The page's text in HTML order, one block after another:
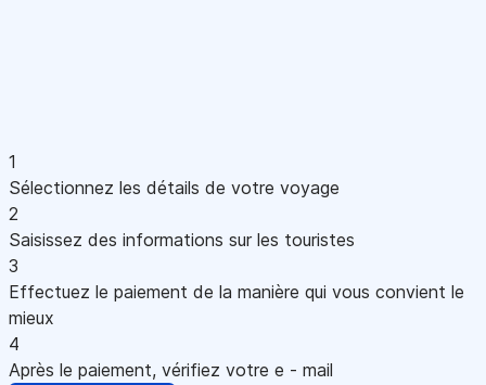
1
Sélectionnez les détails de votre voyage
2
Saisissez des informations sur les touristes
3
Effectuez le paiement de la manière qui vous convient le
mieux
4
Après le paiement, vérifiez votre e - mail